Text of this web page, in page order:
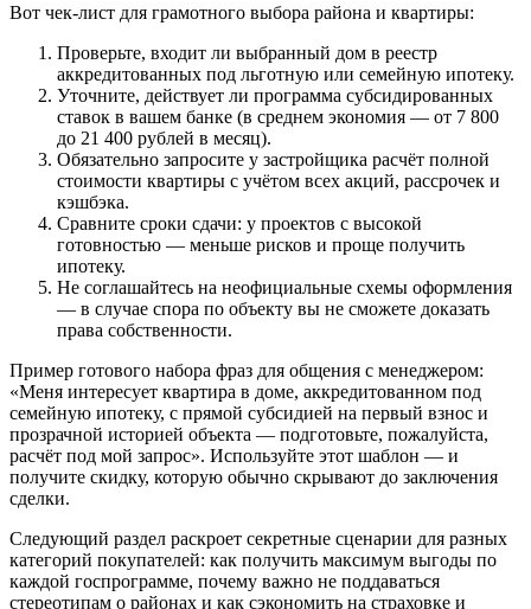
Вот чек-лист для грамотного выбора района и квартиры:
Проверьте, входит ли выбранный дом в реестр
аккредитованных под льготную или семейную ипотеку.
Уточните, действует ли программа субсидированных
ставок в вашем банке (в среднем экономия — от 7 800
до 21 400 рублей в месяц).
Обязательно запросите у застройщика расчёт полной
стоимости квартиры с учётом всех акций, рассрочек и
кэшбэка.
Сравните сроки сдачи: у проектов с высокой
готовностью — меньше рисков и проще получить
ипотеку.
Не соглашайтесь на неофициальные схемы оформления
— в случае спора по объекту вы не сможете доказать
права собственности.
Пример готового набора фраз для общения с менеджером:
«Меня интересует квартира в доме, аккредитованном под
семейную ипотеку, с прямой субсидией на первый взнос и
прозрачной историей объекта — подготовьте, пожалуйста,
расчёт под мой запрос». Используйте этот шаблон — и
получите скидку, которую обычно скрывают до заключения
сделки.
Следующий раздел раскроет секретные сценарии для разных
категорий покупателей: как получить максимум выгоды по
каждой госпрограмме, почему важно не поддаваться
стереотипам о районах и как сэкономить на страховке и